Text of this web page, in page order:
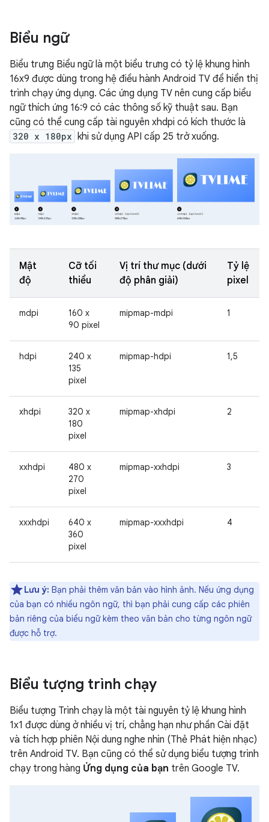
Biểu ngữ
Biểu trưng Biểu ngữ là một biểu trưng có tỷ lệ khung hình
16x9 được dùng trong hệ điều hành Android TV để hiển thị
trình chạy ứng dụng. Các ứng dụng TV nên cung cấp biểu
ngữ thích ứng 16:9 có các thông số kỹ thuật sau. Bạn
cũng có thể cung cấp tài nguyên xhdpi có kích thước là
320 x 180px khi sử dụng API cấp 25 trở xuống.
Mật
độ
Cỡ tối
thiểu
Vị trí thư mục (dưới
độ phân giải)
Tỷ lệ
pixel
mdpi
160 x
90 pixel
mipmap-mdpi 1
hdpi
240 x
135
pixel
mipmap-hdpi 1,5
xhdpi
320 x
180
pixel
mipmap-xhdpi 2
xxhdpi
480 x
270
pixel
mipmap-xxhdpi 3
xxxhdpi
640 x
360
pixel
mipmap-xxxhdpi 4
Lưu ý: Bạn phải thêm văn bản vào hình ảnh. Nếu ứng dụng
của bạn có nhiều ngôn ngữ, thì bạn phải cung cấp các phiên
bản riêng của biểu ngữ kèm theo văn bản cho từng ngôn ngữ
được hỗ trợ.
Biểu tượng trình chạy
Biểu tượng Trình chạy là một tài nguyên tỷ lệ khung hình
1x1 được dùng ở nhiều vị trí, chẳng hạn như phần Cài đặt
và tích hợp phiên Nội dung nghe nhìn (Thẻ Phát hiện nhạc)
trên Android TV. Bạn cũng có thể sử dụng biểu tượng trình
chạy trong hàng Ứng dụng của bạn trên Google TV.